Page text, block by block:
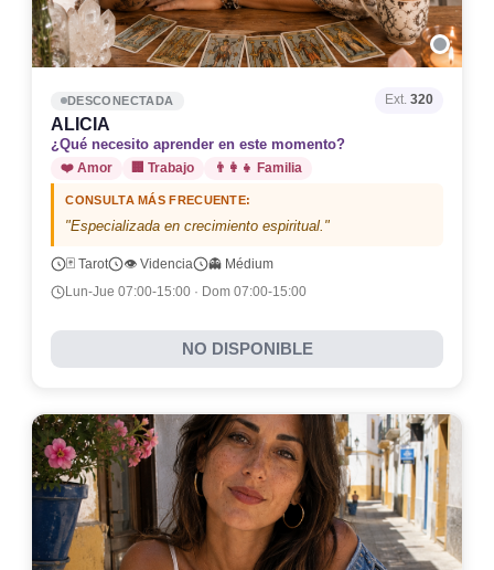
DESCONECTADA
ALICIA
¿Qué necesito aprender en este momento?
Ext. 320
❤️ Amor 🏢 Trabajo 👨‍👩‍👧 Familia
CONSULTA MÁS FRECUENTE:
"Especializada en crecimiento espiritual."
🃏 Tarot 👁️ Videncia
👻 Médium
Lun-Jue 07:00-15:00 · Dom 07:00-15:00
NO DISPONIBLE